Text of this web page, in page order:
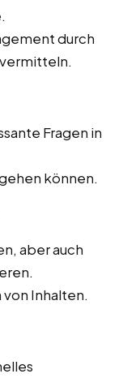
durch
Fragen in
können.
aber auch
Inhalten.